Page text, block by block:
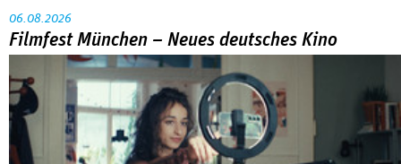
FESTIVALBERICHTE
06.08.2026